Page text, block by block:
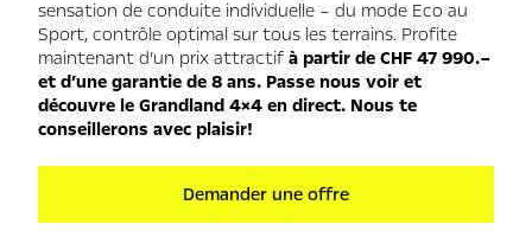
sensation de conduite individuelle – du mode Eco au
Sport, contrôle optimal sur tous les terrains. Profite
maintenant d’un prix attractif à partir de CHF 47 990.–
et d’une garantie de 8 ans. Passe nous voir et
découvre le Grandland 4×4 en direct. Nous te
conseillerons avec plaisir!
Demander une offre